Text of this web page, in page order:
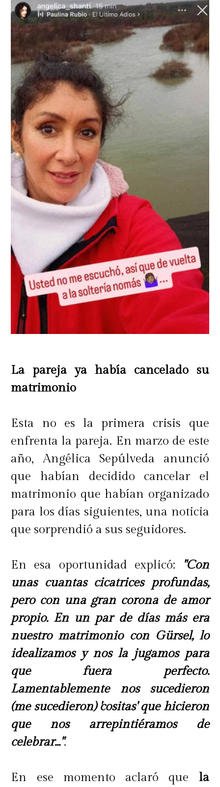
La pareja ya había cancelado su
matrimonio
Esta no es la primera crisis que
enfrenta la pareja. En marzo de este
año, Angélica Sepúlveda anunció
que habían decidido cancelar el
matrimonio que habían organizado
para los días siguientes, una noticia
que sorprendió a sus seguidores.
En esa oportunidad explicó:
"Con
unas cuantas cicatrices profundas,
pero con una gran corona de amor
propio. En un par de días más era
nuestro matrimonio con Gürsel, lo
idealizamos y nos la jugamos para
que fuera perfecto.
Lamentablemente nos sucedieron
(me sucedieron) 'cositas' que hicieron
que nos arrepintiéramos de
celebrar...".
En ese momento aclaró que la